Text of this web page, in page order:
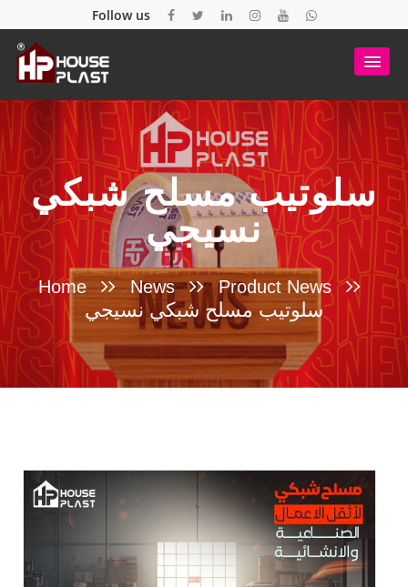
Follow us
سلوتيب مسلح شبكي
نسيجي
Home News Product News
سلوتيب مسلح شبكي نسيجي